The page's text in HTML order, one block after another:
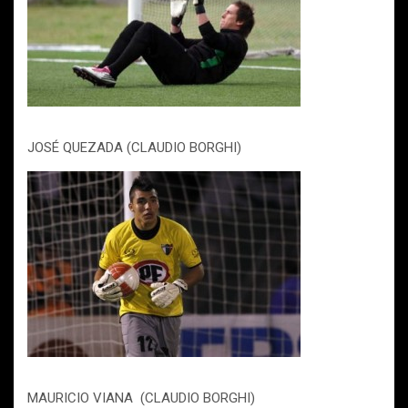
JOSÉ QUEZADA (CLAUDIO BORGHI)
MAURICIO VIANA (CLAUDIO BORGHI)